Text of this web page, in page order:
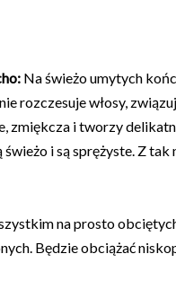
Na świeżo umytych
rozczesuje włosy,
zmiękcza i tworzy
i są sprężyste. Z
na prosto
Będzie obciążać